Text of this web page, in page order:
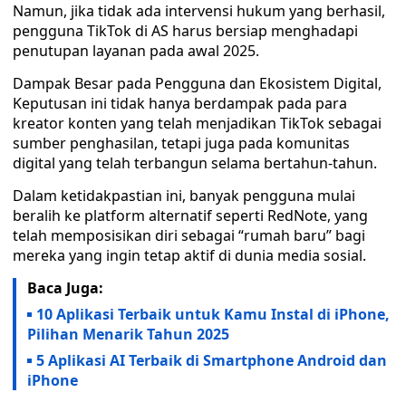
Namun, jika tidak ada intervensi hukum yang berhasil,
pengguna TikTok di AS harus bersiap menghadapi
penutupan layanan pada awal 2025.
Dampak Besar pada Pengguna dan Ekosistem Digital,
Keputusan ini tidak hanya berdampak pada para
kreator konten yang telah menjadikan TikTok sebagai
sumber penghasilan, tetapi juga pada komunitas
digital yang telah terbangun selama bertahun-tahun.
Dalam ketidakpastian ini, banyak pengguna mulai
beralih ke platform alternatif seperti RedNote, yang
telah memposisikan diri sebagai “rumah baru” bagi
mereka yang ingin tetap aktif di dunia media sosial.
Baca Juga:
10 Aplikasi Terbaik untuk Kamu Instal di iPhone,
Pilihan Menarik Tahun 2025
5 Aplikasi AI Terbaik di Smartphone Android dan
iPhone